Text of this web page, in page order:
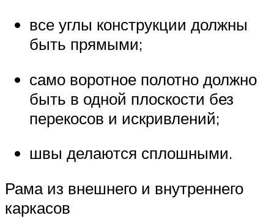
все углы конструкции должны
быть прямыми;
само воротное полотно должно
быть в одной плоскости без
перекосов и искривлений;
швы делаются сплошными.
Рама из внешнего и внутреннего
каркасов